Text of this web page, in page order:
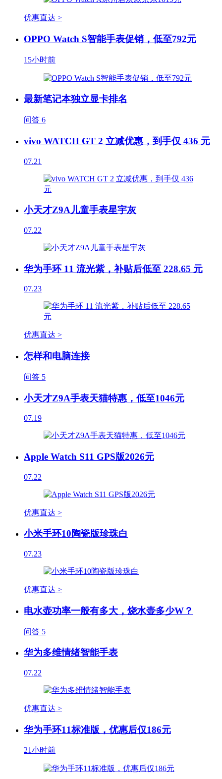
优惠直达 >
OPPO Watch S智能手表促销，低至792元
15小时前
最新笔记本独立显卡排名
问答 6
vivo WATCH GT 2 立减优惠，到手仅 436 元
07.21
小天才Z9A儿童手表星宇灰
07.22
华为手环 11 流光紫，补贴后低至 228.65 元
07.23
优惠直达 >
怎样和电脑连接
问答 5
小天才Z9A手表天猫特惠，低至1046元
07.19
Apple Watch S11 GPS版2026元
07.22
优惠直达 >
小米手环10陶瓷版珍珠白
07.23
优惠直达 >
电水壶功率一般有多大，烧水壶多少W？
问答 5
华为多维情绪智能手表
07.22
优惠直达 >
华为手环11标准版，优惠后仅186元
21小时前